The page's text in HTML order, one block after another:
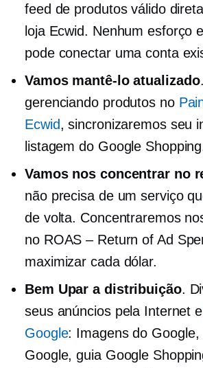
feed de produtos válido
loja Ecwid. Nenhum esforço
pode conectar uma conta
Vamos mantê-lo atualizado
gerenciando produtos no
Ecwid, sincronizaremos seu
listagem do Google
Vamos nos concentrar no
não precisa de um serviço
de volta. Concentraremos
no ROAS – Return of Ad
maximizar cada dólar.
Bem Upar a distribuição.
seus anúncios pela Internet e
Google: Imagens do Google,
Google, guia Google